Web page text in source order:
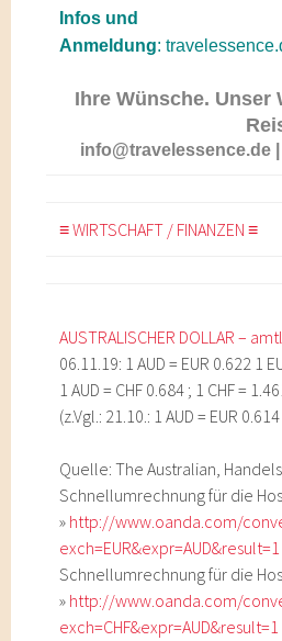
Infos und
Anmeldung:
Ihre Wünsche. Unser
info@travelessence.de
≡ WIRTSCHAFT / FINANZEN ≡
AUSTRALISCHER DOLLAR –
06.11.19: 1 AUD = EUR 0.622 1
1 AUD = CHF 0.684 ; 1 CHF =
(z.Vgl.: 21.10.: 1 AUD = EUR
Quelle: The Australian,
Schnellumrechnung für die
» http://www.oanda.com/
exch=EUR&expr=AUD&result=1
Schnellumrechnung für die
» http://www.oanda.com/
exch=CHF&expr=AUD&result=1